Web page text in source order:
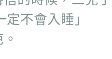
不會入睡」